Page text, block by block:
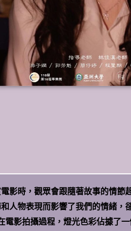
影時，觀眾會跟隨著故事的情節
人物表現而影響了我們的情緒，
影拍攝過程，燈光色彩佔據了一